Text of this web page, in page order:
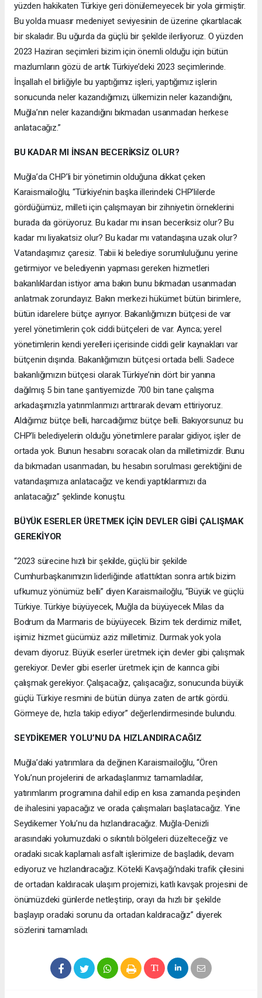
yüzden hakikaten Türkiye geri dönülemeyecek bir yola girmiştir.
Bu yolda muasır medeniyet seviyesinin de üzerine çıkartılacak
bir skaladır. Bu uğurda da güçlü bir şekilde ilerliyoruz. O yüzden
2023 Haziran seçimleri bizim için önemli olduğu için bütün
mazlumların gözü de artık Türkiye’deki 2023 seçimlerinde.
İnşallah el birliğiyle bu yaptığımız işleri, yaptığımız işlerin
sonucunda neler kazandığımızı, ülkemizin neler kazandığını,
Muğla’nın neler kazandığını bıkmadan usanmadan herkese
anlatacağız.”
BU KADAR MI İNSAN BECERİKSİZ OLUR?
Muğla’da CHP’li bir yönetimin olduğuna dikkat çeken
Karaismailoğlu, “Türkiye’nin başka illerindeki CHP’lilerde
gördüğümüz, milleti için çalışmayan bir zihniyetin örneklerini
burada da görüyoruz. Bu kadar mı insan beceriksiz olur? Bu
kadar mı liyakatsiz olur? Bu kadar mı vatandaşına uzak olur?
Vatandaşımız çaresiz. Tabii ki belediye sorumluluğunu yerine
getirmiyor ve belediyenin yapması gereken hizmetleri
bakanlıklardan istiyor ama bakın bunu bıkmadan usanmadan
anlatmak zorundayız. Bakın merkezi hükümet bütün birimlere,
bütün idarelere bütçe ayırıyor. Bakanlığımızın bütçesi de var
yerel yönetimlerin çok ciddi bütçeleri de var. Ayrıca; yerel
yönetimlerin kendi yerelleri içerisinde ciddi gelir kaynakları var
bütçenin dışında. Bakanlığımızın bütçesi ortada belli. Sadece
bakanlığımızın bütçesi olarak Türkiye’nin dört bir yanına
dağılmış 5 bin tane şantiyemizde 700 bin tane çalışma
arkadaşımızla yatırımlarımızı arttırarak devam ettiriyoruz.
Aldığımız bütçe belli, harcadığımız bütçe belli. Bakıyorsunuz bu
CHP’li belediyelerin olduğu yönetimlere paralar gidiyor, işler de
ortada yok. Bunun hesabını soracak olan da milletimizdir. Bunu
da bıkmadan usanmadan, bu hesabın sorulması gerektiğini de
vatandaşımıza anlatacağız ve kendi yaptıklarımızı da
anlatacağız” şeklinde konuştu.
BÜYÜK ESERLER ÜRETMEK İÇİN DEVLER GİBİ ÇALIŞMAK
GEREKİYOR
“2023 sürecine hızlı bir şekilde, güçlü bir şekilde
Cumhurbaşkanımızın liderliğinde atlattıktan sonra artık bizim
ufkumuz yönümüz belli” diyen Karaismailoğlu, “Büyük ve güçlü
Türkiye. Türkiye büyüyecek, Muğla da büyüyecek Milas da
Bodrum da Marmaris de büyüyecek. Bizim tek derdimiz millet,
işimiz hizmet gücümüz aziz milletimiz. Durmak yok yola
devam diyoruz. Büyük eserler üretmek için devler gibi çalışmak
gerekiyor. Devler gibi eserler üretmek için de karınca gibi
çalışmak gerekiyor. Çalışacağız, çalışacağız, sonucunda büyük
güçlü Türkiye resmini de bütün dünya zaten de artık gördü.
Görmeye de, hızla takip ediyor” değerlendirmesinde bulundu.
SEYDİKEMER YOLU’NU DA HIZLANDIRACAĞIZ
Muğla’daki yatırımlara da değinen Karaismailoğlu, “Ören
Yolu’nun projelerini de arkadaşlarımız tamamladılar,
yatırımlarım programına dahil edip en kısa zamanda peşinden
de ihalesini yapacağız ve orada çalışmaları başlatacağız. Yine
Seydikemer Yolu’nu da hızlandıracağız. Muğla-Denizli
arasındaki yolumuzdaki o sıkıntılı bölgeleri düzelteceğiz ve
oradaki sıcak kaplamalı asfalt işlerimize de başladık, devam
ediyoruz ve hızlandıracağız. Kötekli Kavşağı’ndaki trafik çilesini
de ortadan kaldıracak ulaşım projemizi, katlı kavşak projesini de
önümüzdeki günlerde netleştirip, orayı da hızlı bir şekilde
başlayıp oradaki sorunu da ortadan kaldıracağız” diyerek
sözlerini tamamladı.